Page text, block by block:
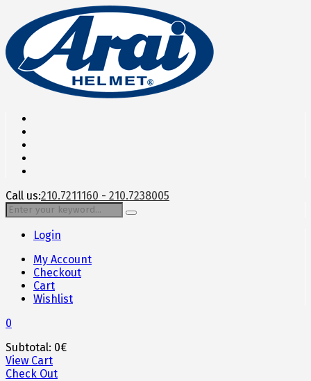
Call us:210.7211160 - 210.7238005
Login
My Account
Checkout
Cart
Wishlist
0
Subtotal: 0€
View Cart
Check Out